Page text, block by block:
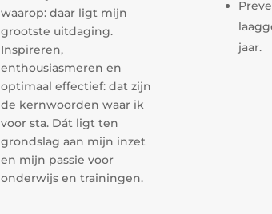
waarop: daar ligt mijn
grootste uitdaging.
Inspireren,
enthousiasmeren en
optimaal effectief: dat zijn
de kernwoorden waar ik
voor sta. Dát ligt ten
grondslag aan mijn inzet
en mijn passie voor
onderwijs en trainingen.
jaar.